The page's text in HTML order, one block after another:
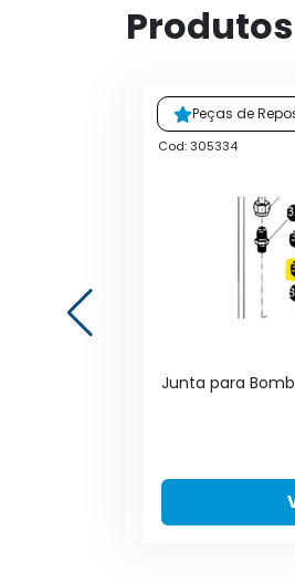
Produtos
Peças de
Cod: 305334
Junta para